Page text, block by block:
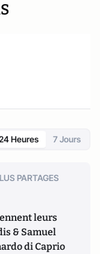
Heures 7 Jours
PARTAGES
leurs
& Samuel
di Caprio